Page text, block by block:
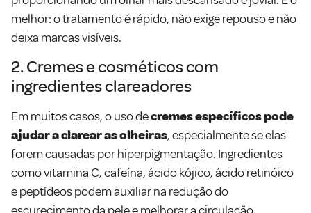
melhor: o tratamento é rápido, não exige repouso e não
deixa marcas visíveis.
2. Cremes e cosméticos com
ingredientes clareadores
Em muitos casos, o uso decremes específicos pode
ajudar a clarear as olheiras, especialmente se elas
forem causadas por hiperpigmentação. Ingredientes
como vitamina C, cafeína, ácido kójico, ácido retinóico
e peptídeos podem auxiliar na redução do